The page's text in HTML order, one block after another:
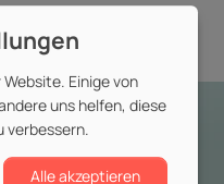
Einige von
uns helfen, diese
verbessern.
Alle akzeptieren